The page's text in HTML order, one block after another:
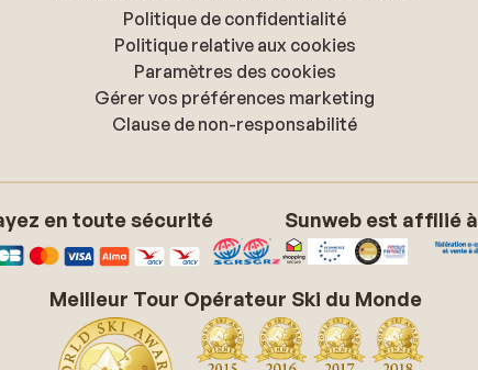
Politique de confidentialité
Politique relative aux cookies
Paramètres des cookies
Gérer vos préférences marketing
Clause de non-responsabilité
en toute sécurité Sunweb est affilié à
Meilleur Tour Opérateur Ski du Monde